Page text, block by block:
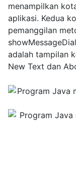
menampilkan
aplikasi. Kedua
pemanggilan
adalah tampilan
New Text dan